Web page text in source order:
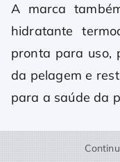
A marca
hidratante
pronta para uso,
da pelagem e
para a saúde da